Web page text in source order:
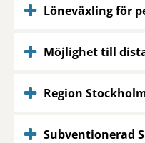
Löneväxling för
Möjlighet till
Region
Subventionerad